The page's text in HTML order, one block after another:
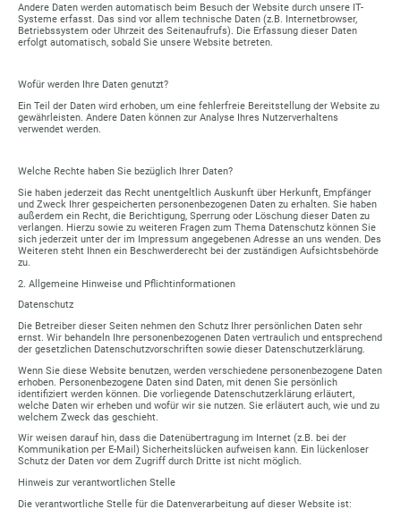
Andere Daten werden automatisch beim Besuch der Website durch unsere IT-
Systeme erfasst. Das sind vor allem technische Daten (z.B. Internetbrowser,
Betriebssystem oder Uhrzeit des Seitenaufrufs). Die Erfassung dieser Daten
erfolgt automatisch, sobald Sie unsere Website betreten.
Wofür werden Ihre Daten genutzt?
Ein Teil der Daten wird erhoben, um eine fehlerfreie Bereitstellung der Website zu
gewährleisten. Andere Daten können zur Analyse Ihres Nutzerverhaltens
verwendet werden.
Welche Rechte haben Sie bezüglich Ihrer Daten?
Sie haben jederzeit das Recht unentgeltlich Auskunft über Herkunft, Empfänger
und Zweck Ihrer gespeicherten personenbezogenen Daten zu erhalten. Sie haben
außerdem ein Recht, die Berichtigung, Sperrung oder Löschung dieser Daten zu
verlangen. Hierzu sowie zu weiteren Fragen zum Thema Datenschutz können Sie
sich jederzeit unter der im Impressum angegebenen Adresse an uns wenden. Des
Weiteren steht Ihnen ein Beschwerderecht bei der zuständigen Aufsichtsbehörde
zu.
2. Allgemeine Hinweise und Pflichtinformationen
Datenschutz
Die Betreiber dieser Seiten nehmen den Schutz Ihrer persönlichen Daten sehr
ernst. Wir behandeln Ihre personenbezogenen Daten vertraulich und entsprechend
der gesetzlichen Datenschutzvorschriften sowie dieser Datenschutzerklärung.
Wenn Sie diese Website benutzen, werden verschiedene personenbezogene Daten
erhoben. Personenbezogene Daten sind Daten, mit denen Sie persönlich
identifiziert werden können. Die vorliegende Datenschutzerklärung erläutert,
welche Daten wir erheben und wofür wir sie nutzen. Sie erläutert auch, wie und zu
welchem Zweck das geschieht.
Wir weisen darauf hin, dass die Datenübertragung im Internet (z.B. bei der
Kommunikation per E-Mail) Sicherheitslücken aufweisen kann. Ein lückenloser
Schutz der Daten vor dem Zugriff durch Dritte ist nicht möglich.
Hinweis zur verantwortlichen Stelle
Die verantwortliche Stelle für die Datenverarbeitung auf dieser Website ist: